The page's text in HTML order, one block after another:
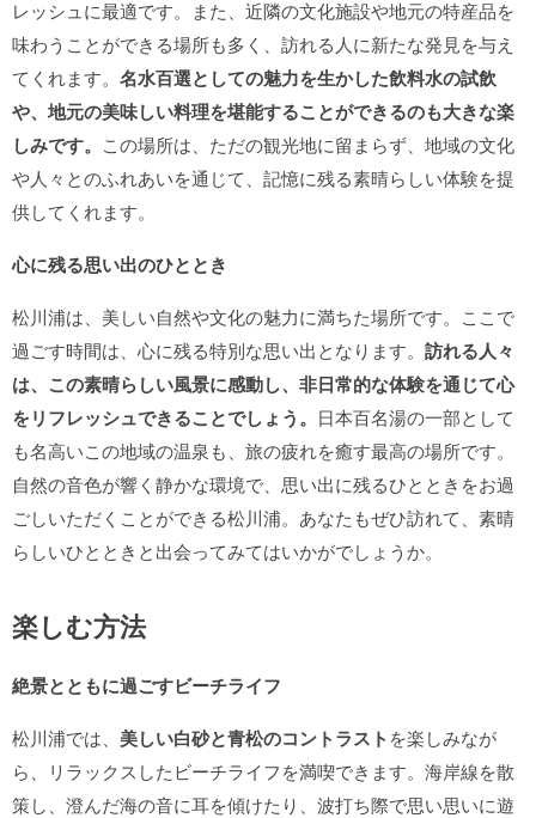
レッシュに最適です。また、近隣の文化施設や地元の特産品を
味わうことができる場所も多く、訪れる人に新たな発見を与え
てくれます。 名水百選としての魅力を生かした飲料水の試飲
や、地元の美味しい料理を堪能することができるのも大きな楽
しみです。 この場所は、ただの観光地に留まらず、地域の文化
や人々とのふれあいを通じて、記憶に残る素晴らしい体験を提
供してくれます。
心に残る思い出のひととき
松川浦は、美しい自然や文化の魅力に満ちた場所です。ここで
過ごす時間は、心に残る特別な思い出となります。 訪れる人々
は、この素晴らしい風景に感動し、非日常的な体験を通じて心
をリフレッシュできることでしょう。 日本百名湯の一部として
も名高いこの地域の温泉も、旅の疲れを癒す最高の場所です。
自然の音色が響く静かな環境で、思い出に残るひとときをお過
ごしいただくことができる松川浦。あなたもぜひ訪れて、素晴
らしいひとときと出会ってみてはいかがでしょうか。
楽しむ方法
絶景とともに過ごすビーチライフ
松川浦では、 美しい白砂と青松のコントラスト を楽しみなが
ら、リラックスしたビーチライフを満喫できます。海岸線を散
策し、澄んだ海の音に耳を傾けたり、波打ち際で思い思いに遊